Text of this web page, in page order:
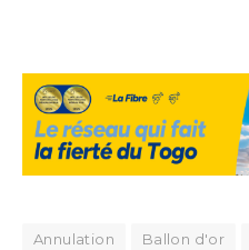
Annulation Ballon d'or